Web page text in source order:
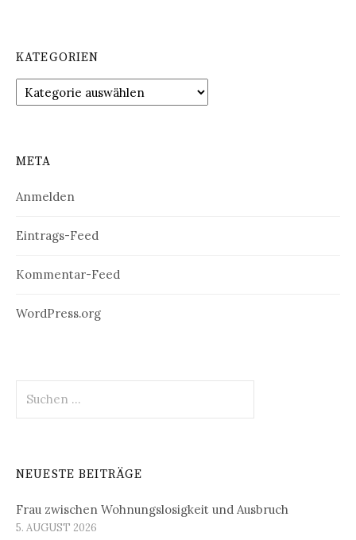
KATEGORIEN
Kategorien
META
Anmelden
Eintrags-Feed
Kommentar-Feed
WordPress.org
nach:
NEUESTE BEITRÄGE
Frau zwischen Wohnungslosigkeit und Ausbruch
5. AUGUST 2026